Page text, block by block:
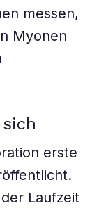
messen,
Myonen
erste
Laufzeit